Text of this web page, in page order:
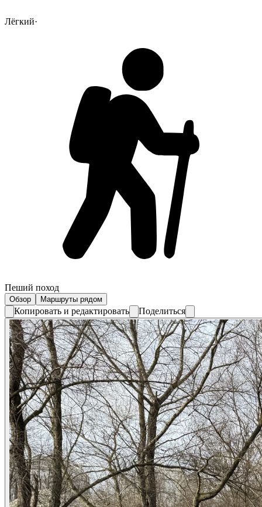
Лёгкий·
Пеший поход
Обзор Маршруты рядом
Копировать и редактировать Поделиться